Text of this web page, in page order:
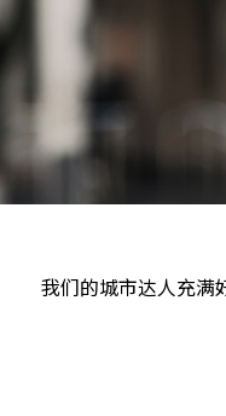
我们的城市达人充满